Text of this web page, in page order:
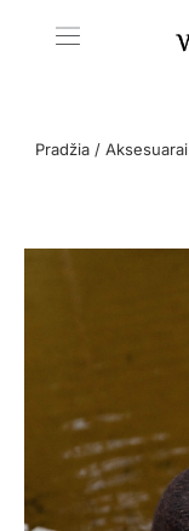
Pradžia / Aksesuarai